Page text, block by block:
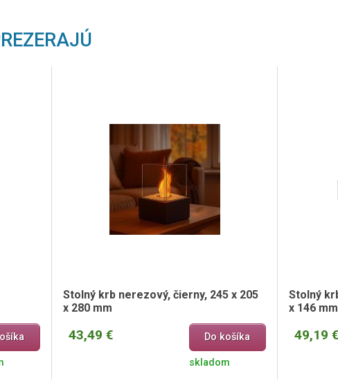
Stolný krb nerezový, čierny, 245 x 205
x 280 mm
43,49 € Do košíka
skladom
Stolný
x 146 mm
49,19 €